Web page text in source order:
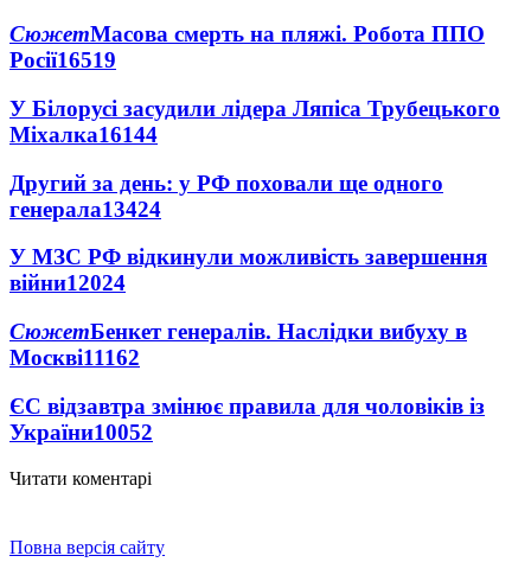
СюжетМасова смерть на пляжі. Робота ППО
Росії16519
У Білорусі засудили лідера Ляпіса Трубецького
Міхалка16144
Другий за день: у РФ поховали ще одного
генерала13424
У МЗС РФ відкинули можливість завершення
війни12024
СюжетБенкет генералів. Наслідки вибуху в
Москві11162
ЄС відзавтра змінює правила для чоловіків із
України10052
Читати коментарі
Повна версія сайту